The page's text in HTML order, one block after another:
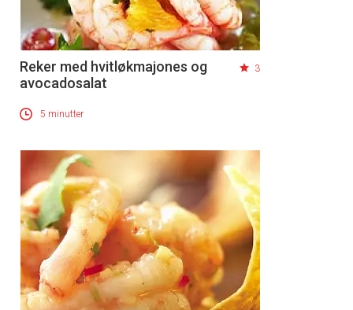
Reker med hvitløkmajones og
avocadosalat
3
5 minutter